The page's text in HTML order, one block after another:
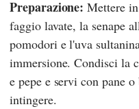
Preparazione: Mettere
faggio lavate, la senape
pomodori e l'uva
immersione. Condisci la
e pepe e servi con pane
intingere.